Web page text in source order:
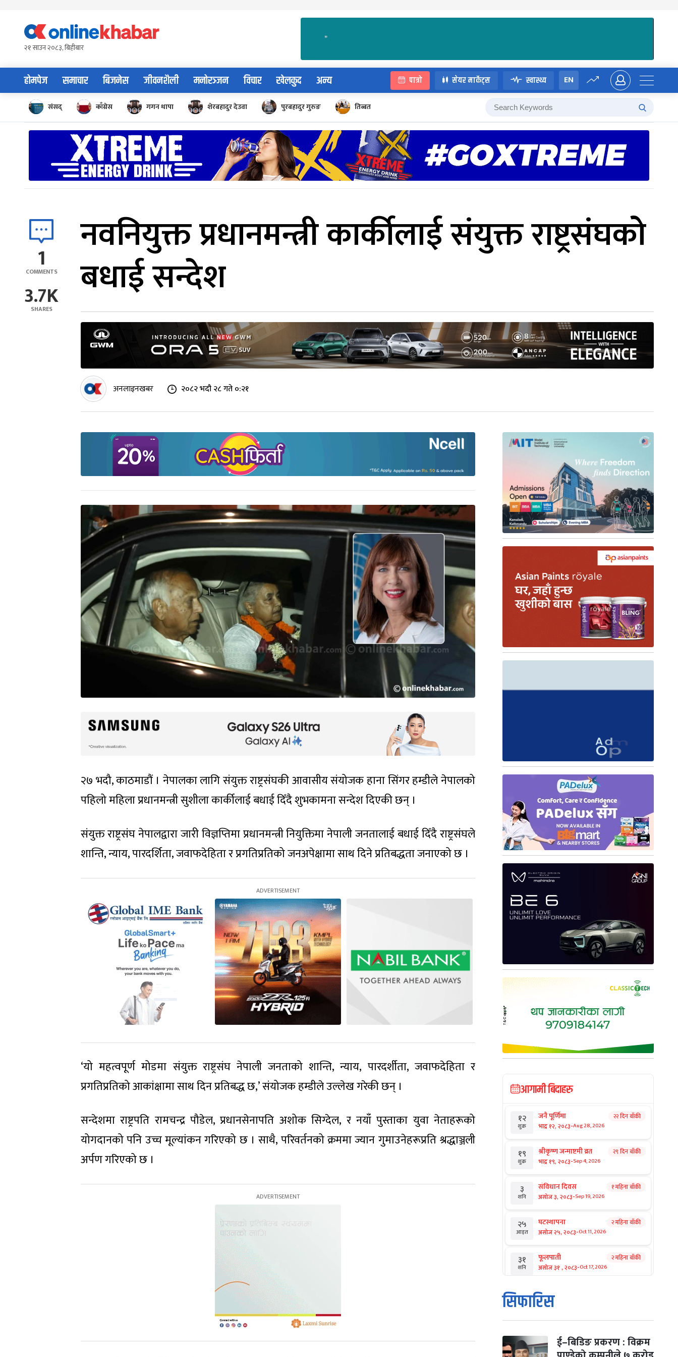
content२१ साउन २०८३, बिहीबार
होमपेज समाचार बिजनेस जीवनशैली मनोरञ्जन विचार खेलकुद अन्य पात्रो सेयर मार्केट्स स्वास्थ्य EN
संसद् काँग्रेस गगन थापा शेरबहादुर देउवा पुरबहादुर गुरुङ तिब्बत
1
COMMENTS
3.7K
SHARES
नवनियुक्त प्रधानमन्त्री कार्कीलाई संयुक्त राष्ट्रसंघको
बधाई सन्देश
अनलाइनखबर २०८२ भदौ २८ गते ०:२१
२७ भदौ, काठमाडौं । नेपालका लागि संयुक्त राष्ट्रसंघकी आवासीय संयोजक हाना सिंगर हम्डीले नेपालको
पहिलो महिला प्रधानमन्त्री सुशीला कार्कीलाई बधाई दिँदै शुभकामना सन्देश दिएकी छन् ।
संयुक्त राष्ट्रसंघ नेपालद्वारा जारी विज्ञप्तिमा प्रधानमन्त्री नियुक्तिमा नेपाली जनतालाई बधाई दिँदै राष्ट्रसंघले
शान्ति, न्याय, पारदर्शिता, जवाफदेहिता र प्रगतिप्रतिको जनअपेक्षामा साथ दिने प्रतिबद्धता जनाएको छ ।
‘यो महत्वपूर्ण मोडमा संयुक्त राष्ट्रसंघ नेपाली जनताको शान्ति, न्याय, पारदर्शीता, जवाफदेहिता र
प्रगतिप्रतिको आकांक्षामा साथ दिन प्रतिबद्ध छ,’ संयोजक हम्डीले उल्लेख गरेकी छन् ।
सन्देशमा राष्ट्रपति रामचन्द्र पौडेल, प्रधानसेनापति अशोक सिग्देल, र नयाँ पुस्ताका युवा नेताहरूको
योगदानको पनि उच्च मूल्यांकन गरिएको छ । साथै, परिवर्तनको क्रममा ज्यान गुमाउनेहरूप्रति श्रद्धाञ्जली
अर्पण गरिएको छ ।
आगामी बिदाहरु
१२
शुक्र
जनै पूर्णिमा
भाद्र १२, २०८३-Aug 28, 2026
२२ दिन बाँकी
१९
शुक्र
श्रीकृष्ण जन्माष्टमी व्रत
भाद्र १९, २०८३-Sep 4, 2026
२९ दिन बाँकी
३
शनि
संविधान दिवस
असोज ३, २०८३-Sep 19, 2026
१ महिना बाँकी
२५
आइत
घटस्थापना
असोज २५, २०८३-Oct 11, 2026
२ महिना बाँकी
३१
शनि
फूलपाती
असोज ३१ , २०८३-Oct 17, 2026
२ महिना बाँकी
१
आइत
कार्तिक सङ्क्रान्ति
कार्तिक १, २०८३
मंगल कार्तिक ३, २०८३-Oct 20, 2026
सिफारिस
ई–बिडिङ प्रकरण : विक्रम